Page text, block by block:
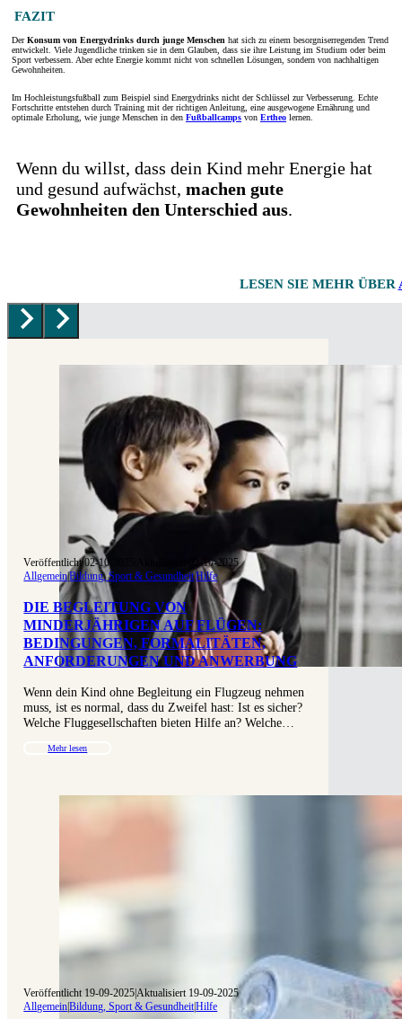
FAZIT
DerKonsum von Energydrinks durch junge Menschen hat sich zu einem besorgniserregenden Trend
entwickelt. Viele Jugendliche trinken sie in dem Glauben, dass sie ihre Leistung im Studium oder beim
Sport verbessern. Aber echte Energie kommt nicht von schnellen Lösungen, sondern von nachhaltigen
Gewohnheiten.
Im Hochleistungsfußball zum Beispiel sind Energydrinks nicht der Schlüssel zur Verbesserung. Echte
Fortschritte entstehen durch Training mit der richtigen Anleitung, eine ausgewogene Ernährung und
optimale Erholung, wie junge Menschen in den Fußballcamps von Ertheo lernen.
Wenn du willst, dass dein Kind mehr Energie hat
und gesund aufwächst, machen gute
Gewohnheiten den Unterschied aus.
LESEN SIE MEHR ÜBER
Veröffentlicht 02-10-2025
Aktualisiert 02-10-2025
Allgemein|Bildung, Sport & Gesundheit|Hilfe
DIE BEGLEITUNG VON
MINDERJÄHRIGEN AUF FLÜGEN:
BEDINGUNGEN, FORMALITÄTEN,
ANFORDERUNGEN UND ANWERBUNG
Wenn dein Kind ohne Begleitung ein Flugzeug nehmen
muss, ist es normal, dass du Zweifel hast: Ist es sicher?
Welche Fluggesellschaften bieten Hilfe an? Welche…
Mehr lesen
Veröffentlicht 19-09-2025|Aktualisiert 19-09-2025
Allgemein|Bildung, Sport & Gesundheit|Hilfe